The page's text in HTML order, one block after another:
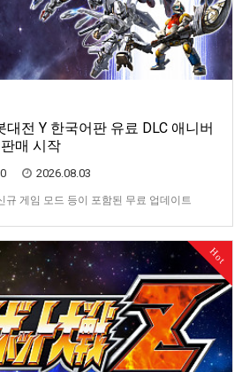
전 Y 한국어판 유료 DLC 애니버
매 시작
0 2026.08.03
규 게임 모드 등이 포함된 무료 업데이트
대전 Y’(한국어판)의 유료 DLC ‘애니버서리Hot